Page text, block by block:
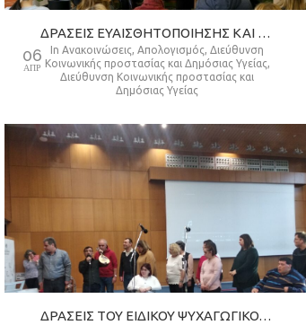
06
ΑΠΡ
ΔΡΆΣΕΙΣ ΕΥΑΙΣΘΗΤΟΠΟΊΗΣΗΣ ΚΑΙ ΕΝΗΜΈΡΩΣΗΣ ΓΙΑ ΤΗΝ ΠΑΓΚΌΣΜΙΑ ΗΜΈΡΑ ΤΗΣ ΓΥΝΑΊΚΑΣ
inΑνακοινώσεις,Απολογισμός,Διεύθυνση
Κοινωνικής προστασίας και Δημόσιας Υγείας,
Διεύθυνση Κοινωνικής προστασίας και
Δημόσιας Υγείας
ΔΡΑΣΕΙΣ ΤΟΥ ΕΙΔΙΚΟΥ ΨΥΧΑΓΩΓΙΚΟΥ ΚΕΝΤΡΟΥ ΔΗΜΟΥ ΘΕΣΣΑΛΟΝΙΚΗΣ